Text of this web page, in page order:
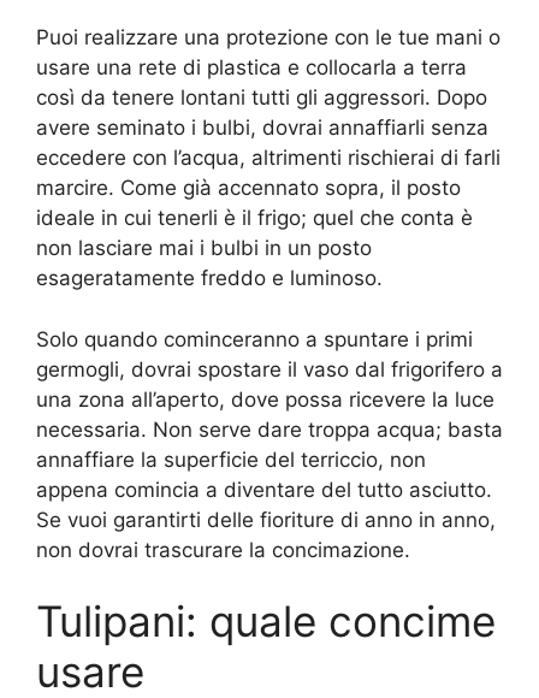
Puoi realizzare una protezione con le tue mani o
usare una rete di plastica e collocarla a terra
così da tenere lontani tutti gli aggressori. Dopo
avere seminato i bulbi, dovrai annaffiarli senza
eccedere con l’acqua, altrimenti rischierai di farli
marcire. Come già accennato sopra, il posto
ideale in cui tenerli è il frigo; quel che conta è
non lasciare mai i bulbi in un posto
esageratamente freddo e luminoso.
Solo quando cominceranno a spuntare i primi
germogli, dovrai spostare il vaso dal frigorifero a
una zona all’aperto, dove possa ricevere la luce
necessaria. Non serve dare troppa acqua; basta
annaffiare la superficie del terriccio, non
appena comincia a diventare del tutto asciutto.
Se vuoi garantirti delle fioriture di anno in anno,
non dovrai trascurare la concimazione.
Tulipani: quale concime
usare